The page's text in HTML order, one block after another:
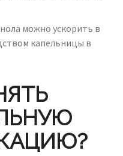
можно ускорить в
капельницы в